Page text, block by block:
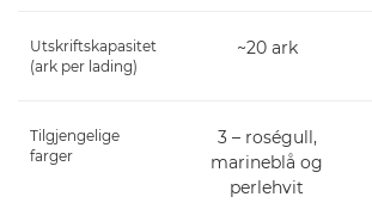
Utskriftskapasitet
(ark per lading)
~20 ark
Tilgjengelige
farger
3 – roségull,
marineblå og
perlehvit